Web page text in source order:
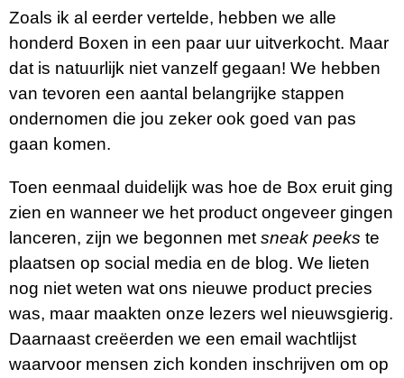
Zoals ik al eerder vertelde, hebben we alle
honderd Boxen in een paar uur uitverkocht. Maar
dat is natuurlijk niet vanzelf gegaan! We hebben
van tevoren een aantal belangrijke stappen
ondernomen die jou zeker ook goed van pas
gaan komen.
Toen eenmaal duidelijk was hoe de Box eruit ging
zien en wanneer we het product ongeveer gingen
lanceren, zijn we begonnen met sneak peeks te
plaatsen op social media en de blog. We lieten
nog niet weten wat ons nieuwe product precies
was, maar maakten onze lezers wel nieuwsgierig.
Daarnaast creëerden we een email wachtlijst
waarvoor mensen zich konden inschrijven om op